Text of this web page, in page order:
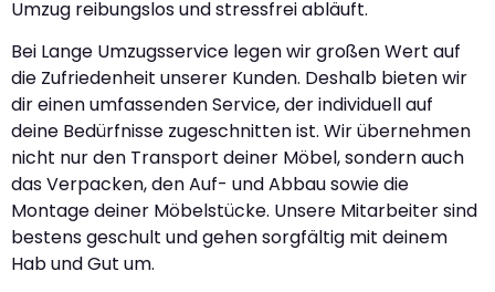
Umzug reibungslos und stressfrei abläuft.
Bei Lange Umzugsservice legen wir großen Wert auf
die Zufriedenheit unserer Kunden. Deshalb bieten wir
dir einen umfassenden Service, der individuell auf
deine Bedürfnisse zugeschnitten ist. Wir übernehmen
nicht nur den Transport deiner Möbel, sondern auch
das Verpacken, den Auf- und Abbau sowie die
Montage deiner Möbelstücke. Unsere Mitarbeiter sind
bestens geschult und gehen sorgfältig mit deinem
Hab und Gut um.